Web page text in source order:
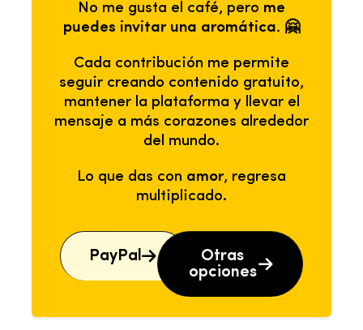
No me gusta el café, pero me
puedes invitar una aromática. 🤗
Cada contribución me permite
seguir creando contenido gratuito,
mantener la plataforma y llevar el
mensaje a más corazones alrededor
del mundo.
Lo que das con amor, regresa
multiplicado.
PayPal
Otras
opciones